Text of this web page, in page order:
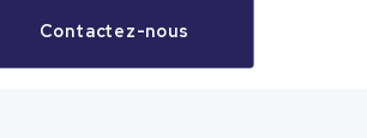
Contactez-nous